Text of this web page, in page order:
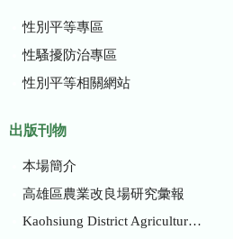
性別平等專區
性騷擾防治專區
性別平等相關網站
出版刊物
本場簡介
高雄區農業改良場研究彙報
Kaohsiung District Agricultural Research and Extension Station